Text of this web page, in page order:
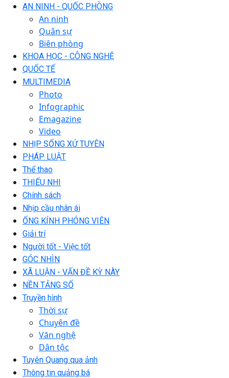
AN NINH - QUỐC PHÒNG
An ninh
Quân sự
Biên phòng
KHOA HỌC - CÔNG NGHỆ
QUỐC TẾ
MULTIMEDIA
Photo
Infographic
Emagazine
Video
NHỊP SỐNG XỨ TUYÊN
PHÁP LUẬT
Thể thao
THIẾU NHI
Chính sách
Nhịp cầu nhân ái
ỐNG KÍNH PHÓNG VIÊN
Giải trí
Người tốt - Việc tốt
GÓC NHÌN
XÃ LUẬN - VẤN ĐỀ KỲ NÀY
NỀN TẢNG SỐ
Truyền hình
Thời sự
Chuyên đề
Văn nghệ
Dân tộc
Tuyên Quang qua ảnh
Thông tin quảng bá